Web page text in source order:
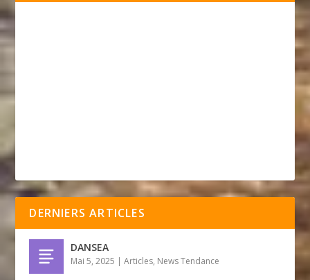
DERNIERS ARTICLES
DANSEA
Mai 5, 2025 |Articles, News Tendance